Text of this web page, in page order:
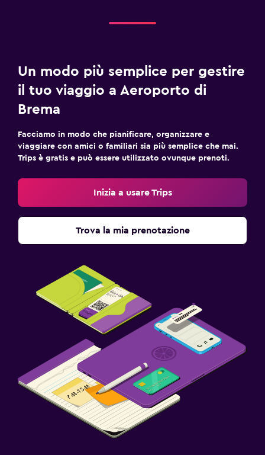
Un modo più semplice per gestire
il tuo viaggio a Aeroporto di
Brema
Facciamo in modo che pianificare, organizzare e
viaggiare con amici o familiari sia più semplice che mai.
Trips è gratis e può essere utilizzato ovunque prenoti.
Inizia a usare Trips
Trova la mia prenotazione